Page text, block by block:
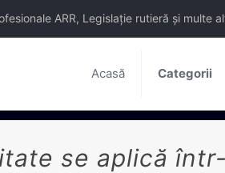
ARR, Legislație rutieră și multe
Acasă Categorii
se aplică